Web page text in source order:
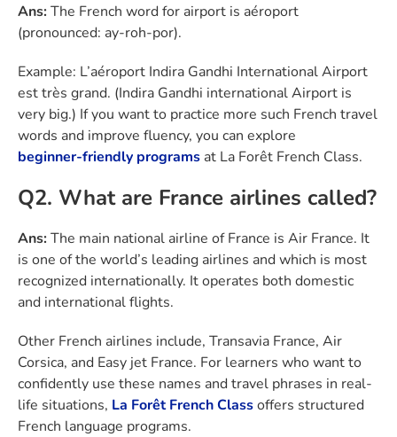
Ans:The French word for airport is aéroport
(pronounced: ay-roh-por).
Example: L’aéroport Indira Gandhi International Airport
est très grand. (Indira Gandhi international Airport is
very big.) If you want to practice more such French travel
words and improve fluency, you can explore
beginner-friendly programs at La Forêt French Class.
Q2. What are France airlines called?
Ans:The main national airline of France is Air France. It
is one of the world’s leading airlines and which is most
recognized internationally. It operates both domestic
and international flights.
Other French airlines include, Transavia France, Air
Corsica, and Easy jet France. For learners who want to
confidently use these names and travel phrases in real-
life situations, La Forêt French Classoffers structured
French language programs.